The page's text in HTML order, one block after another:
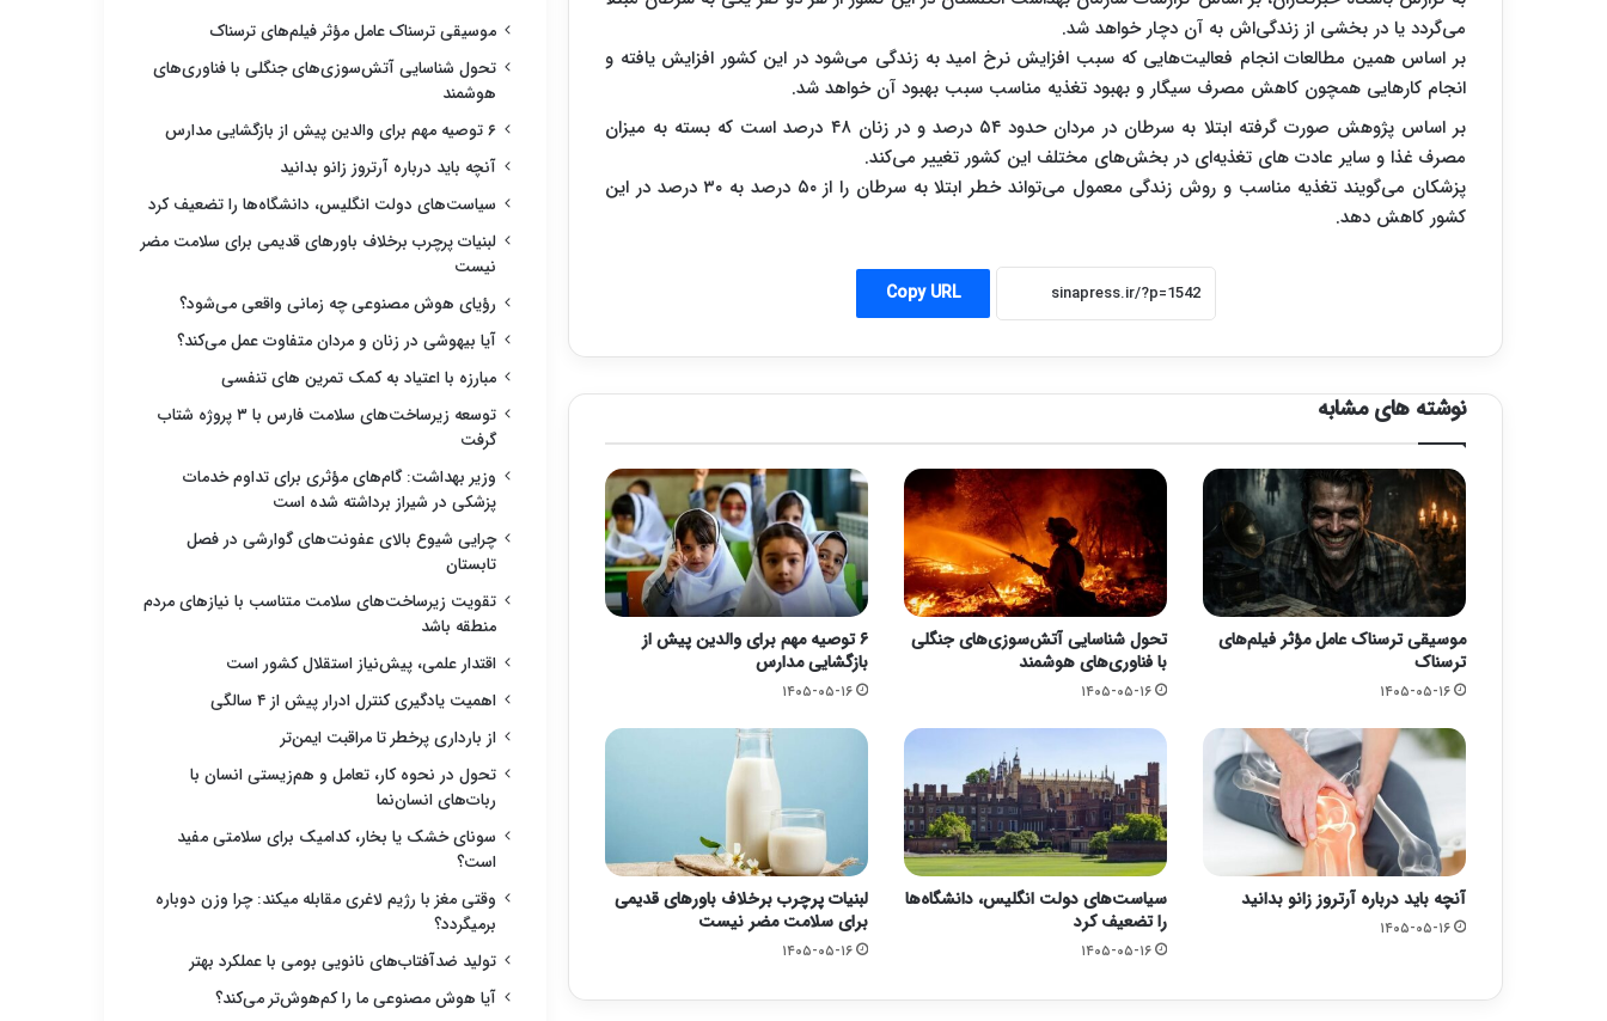
می‌گردد یا در بخشی از زندگی‌اش به آن دچار خواهد شد.
بر اساس همین مطالعات انجام فعالیت‌هایی که سبب افزایش نرخ امید به زندگی می‌شود در این کشور افزایش یافته و
انجام کارهایی همچون کاهش مصرف سیگار و بهبود تغذیه مناسب سبب بهبود آن خواهد شد.
بر اساس پژوهش صورت گرفته ابتلا به سرطان در مردان حدود ۵۴ درصد و در زنان ۴۸ درصد است که بسته به میزان
مصرف غذا و سایر عادت های تغذیه‌ای در بخش‌های مختلف این کشور تغییر می‌کند.
پزشکان می‌گویند تغذیه مناسب و روش زندگی معمول می‌تواند خطر ابتلا به سرطان را از ۵۰ درصد به ۳۰ درصد در این
کشور کاهش دهد.
Copy URL
نوشته های مشابه
موسیقی ترسناک عامل مؤثر فیلم‌های
ترسناک
۱۴۰۵-۰۵-۱۶
تحول شناسایی آتش‌سوزی‌های جنگلی
با فناوری‌های هوشمند
۱۴۰۵-۰۵-۱۶
۶ توصیه مهم برای والدین پیش از
بازگشایی مدارس
۱۴۰۵-۰۵-۱۶
آنچه باید درباره آرتروز زانو بدانید
۱۴۰۵-۰۵-۱۶
سیاست‌های دولت انگلیس، دانشگاه‌ها
را تضعیف کرد
۱۴۰۵-۰۵-۱۶
لبنیات پرچرب برخلاف باورهای قدیمی
برای سلامت مضر نیست
۱۴۰۵-۰۵-۱۶
موسیقی ترسناک عامل مؤثر فیلم‌های ترسناک
تحول شناسایی آتش‌سوزی‌های جنگلی با فناوری‌های
هوشمند
۶ توصیه مهم برای والدین پیش از بازگشایی مدارس
آنچه باید درباره آرتروز زانو بدانید
سیاست‌های دولت انگلیس، دانشگاه‌ها را تضعیف کرد
لبنیات پرچرب برخلاف باورهای قدیمی برای سلامت مضر
نیست
رؤیای هوش مصنوعی چه زمانی واقعی می‌شود؟
آیا بیهوشی در زنان و مردان متفاوت عمل می‌کند؟
مبارزه با اعتیاد به کمک تمرین های تنفسی
توسعه زیرساخت‌های سلامت فارس با ۳ پروژه شتاب
گرفت
وزیر بهداشت: گام‌های مؤثری برای تداوم خدمات
پزشکی در شیراز برداشته شده است
چرایی شیوع بالای عفونت‌های گوارشی در فصل
تابستان
تقویت زیرساخت‌های سلامت متناسب با نیازهای مردم
منطقه باشد
اقتدار علمی، پیش‌نیاز استقلال کشور است
اهمیت یادگیری کنترل ادرار پیش از ۴ سالگی
از بارداری پرخطر تا مراقبت ایمن‌تر
تحول در نحوه کار، تعامل و هم‌زیستی انسان با
ربات‌های انسان‌نما
سونای خشک یا بخار، کدامیک برای سلامتی مفید
است؟
وقتی مغز با رژیم لاغری مقابله میکند: چرا وزن دوباره
برمیگردد؟
تولید ضدآفتاب‌های نانویی بومی با عملکرد بهتر
آیا هوش مصنوعی ما را کم‌هوش‌تر می‌کند؟